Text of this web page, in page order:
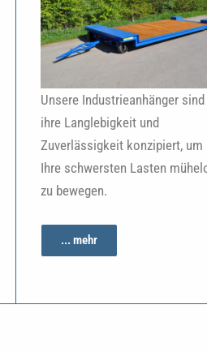
Unsere Industrieanhänger
ihre Langlebigkeit und
Zuverlässigkeit konzipiert, um
Ihre schwersten Lasten
zu bewegen.
... mehr